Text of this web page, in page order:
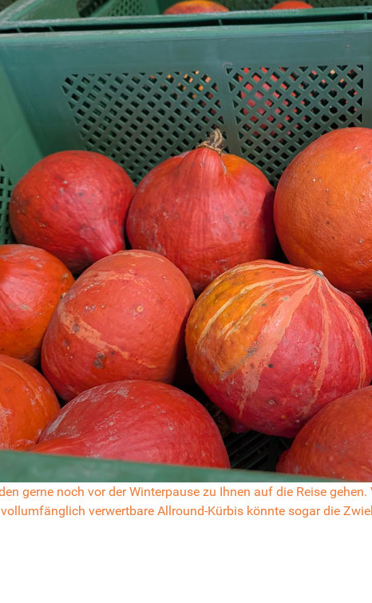
gerne noch vor der Winterpause zu Ihnen auf die Reise
verwertbare Allround-Kürbis könnte sogar die